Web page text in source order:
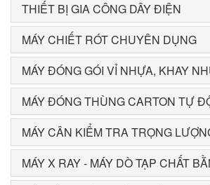
THIẾT BỊ GIA CÔNG DÂY ĐIỆN
MÁY CHIẾT RÓT CHUYÊN DỤNG
MÁY ĐÓNG GÓI VỈ NHỰA, KHAY
MÁY ĐÓNG THÙNG CARTON TỰ
MÁY CÂN KIỂM TRA TRỌNG
MÁY X RAY - MÁY DÒ TẠP CHẤT